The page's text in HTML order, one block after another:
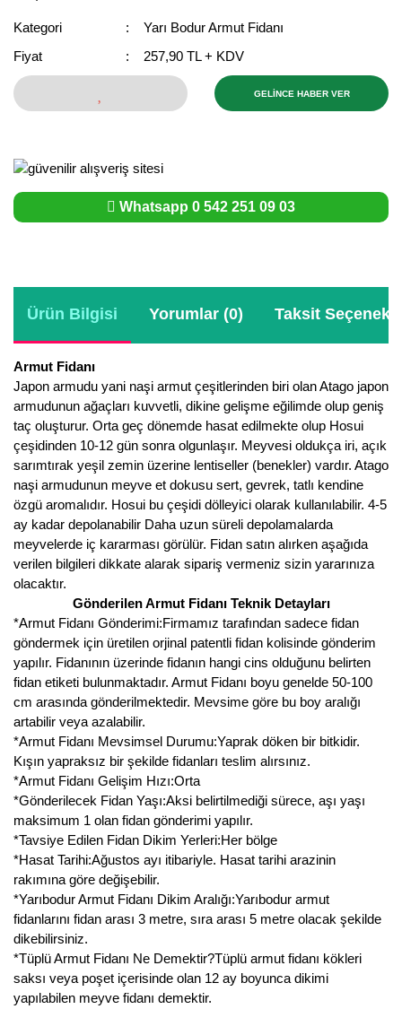
Kategori
Yarı Bodur Armut Fidanı
Fiyat
257,90 TL + KDV
GELİNCE HABER VER
Whatsapp 0 542 251 09 03
Ürün Bilgisi Yorumlar (0) Taksit
Armut Fidanı
Japon armudu yani naşi armut çeşitlerinden biri olan Atago japon
armudunun ağaçları kuvvetli, dikine gelişme eğilimde olup geniş
taç oluşturur. Orta geç dönemde hasat edilmekte olup Hosui
çeşidinden 10-12 gün sonra olgunlaşır. Meyvesi oldukça iri, açık
sarımtırak yeşil zemin üzerine lentiseller (benekler) vardır. Atago
naşi armudunun meyve et dokusu sert, gevrek, tatlı kendine
özgü aromalıdır. Hosui bu çeşidi dölleyici olarak kullanılabilir. 4-5
ay kadar depolanabilir Daha uzun süreli depolamalarda
meyvelerde iç kararması görülür. Fidan satın alırken aşağıda
verilen bilgileri dikkate alarak sipariş vermeniz sizin yararınıza
olacaktır.
Gönderilen Armut Fidanı Teknik Detayları
*Armut Fidanı Gönderimi:Firmamız tarafından sadece fidan
göndermek için üretilen orjinal patentli fidan kolisinde gönderim
yapılır. Fidanının üzerinde fidanın hangi cins olduğunu belirten
fidan etiketi bulunmaktadır. Armut Fidanı boyu genelde 50-100
cm arasında gönderilmektedir. Mevsime göre bu boy aralığı
artabilir veya azalabilir.
*Armut Fidanı Mevsimsel Durumu:Yaprak döken bir bitkidir.
Kışın yapraksız bir şekilde fidanları teslim alırsınız.
*Armut Fidanı Gelişim Hızı:Orta
*Gönderilecek Fidan Yaşı:Aksi belirtilmediği sürece, aşı yaşı
maksimum 1 olan fidan gönderimi yapılır.
*Tavsiye Edilen Fidan Dikim Yerleri:Her bölge
*Hasat Tarihi:Ağustos ayı itibariyle. Hasat tarihi arazinin
rakımına göre değişebilir.
*Yarıbodur Armut Fidanı Dikim Aralığı:Yarıbodur armut
fidanlarını fidan arası 3 metre, sıra arası 5 metre olacak şekilde
dikebilirsiniz.
*Tüplü Armut Fidanı Ne Demektir?Tüplü armut fidanı kökleri
saksı veya poşet içerisinde olan 12 ay boyunca dikimi
yapılabilen meyve fidanı demektir.
Böğürtlen Fidanı
Elma Fidanı
Fidan Anaçları ve Aşı Kalemleri
Fındık Fidanı
Frenk Üzümü Fidanı
Girebolu Fidanı
Goji Berry Fidanı
Hünnap Fidanı
İncir Fidanı
Kapari Gebre Otu Fidanı
Kayısı Fidanı
Keçiboynuzu Fidanı
Kestane Fidanı
Kivi Fidanı
Kızılcık Fidanı
Kocayemiş Fidanı
Kuşburnu Fidanı
Liçi Fidanı
Longan Fidanı
Malta Eriği Fidanı
Peyzaj Gülleri
Sarmaşık(Çardak) Gül Fidanları
Yılbaşı Gülü Çiçeği